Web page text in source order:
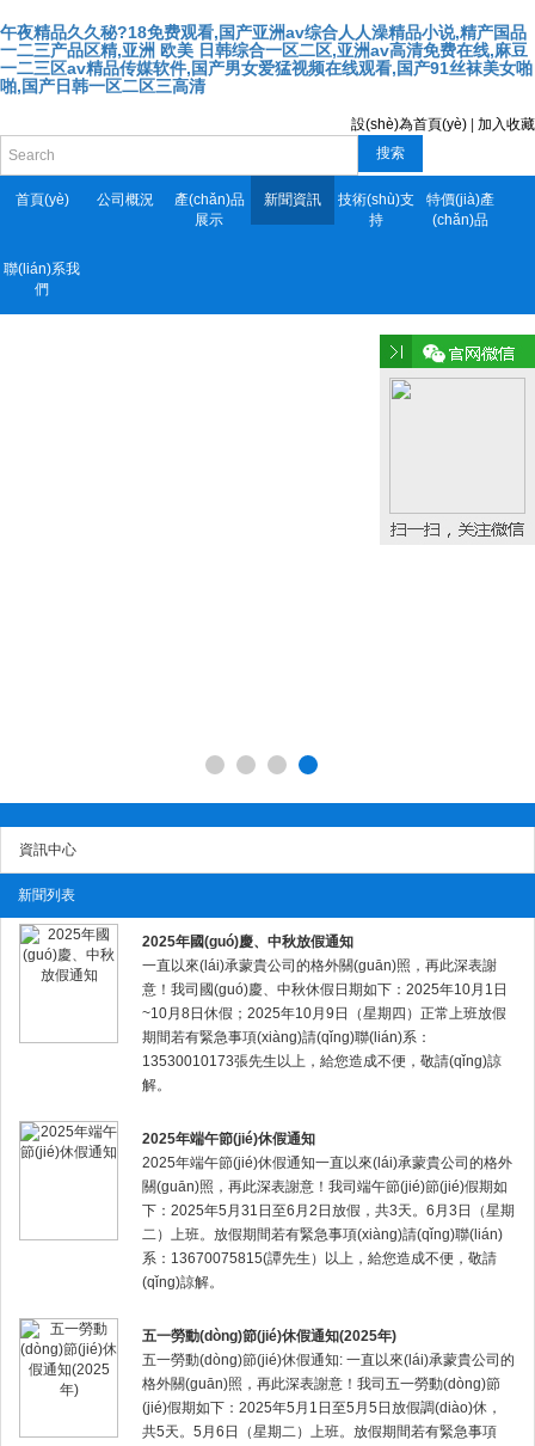
午夜精品久久秘?18免费观看,国产亚洲av综合人人澡精品小说,精产国品
一二三产品区精,亚洲 欧美 日韩综合一区二区,亚洲av高清免费在线,麻豆
一二三区av精品传媒软件,国产男女爱猛视频在线观看,国产91丝袜美女啪
啪,国产日韩一区二区三高清
設(shè)為首頁(yè)
加入收藏
搜索
首頁(yè) 公司概況
產(chǎn)品
展示
新聞資訊
技術(shù)支
持
特價(jià)產
(chǎn)品
聯(lián)系我
們
資訊中心
新聞列表
2025年國(guó)慶、中秋放假通知
一直以來(lái)承蒙貴公司的格外關(guān)照，再此深表謝
意！我司國(guó)慶、中秋休假日期如下：2025年10月1日
~10月8日休假；2025年10月9日（星期四）正常上班放假
期間若有緊急事項(xiàng)請(qǐng)聯(lián)系：
13530010173張先生以上，給您造成不便，敬請(qǐng)諒
解。
2025年端午節(jié)休假通知
2025年端午節(jié)休假通知一直以來(lái)承蒙貴公司的格外
關(guān)照，再此深表謝意！我司端午節(jié)節(jié)假期如
下：2025年5月31日至6月2日放假，共3天。6月3日（星期
二）上班。放假期間若有緊急事項(xiàng)請(qǐng)聯(lián)
系：13670075815(譚先生）以上，給您造成不便，敬請
(qǐng)諒解。
五一勞動(dòng)節(jié)休假通知(2025年)
五一勞動(dòng)節(jié)休假通知: 一直以來(lái)承蒙貴公司的
格外關(guān)照，再此深表謝意！我司五一勞動(dòng)節
(jié)假期如下：2025年5月1日至5月5日放假調(diào)休，
共5天。5月6日（星期二）上班。放假期間若有緊急事項